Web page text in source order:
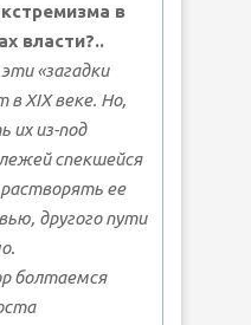
в
власти?..
«загадки
в XIX веке. Но,
из-под
спекшейся
ee
другого пути
болтаемся